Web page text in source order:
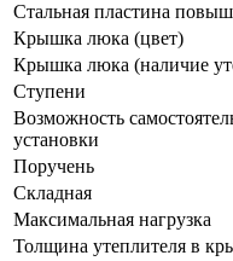
Cтальная пластина
Крышка люка (цвет)
Крышка люка (наличие
Ступени
Возможность
установки
Поручень
Cкладная
Максимальная нагрузка
Толщина утеплителя в